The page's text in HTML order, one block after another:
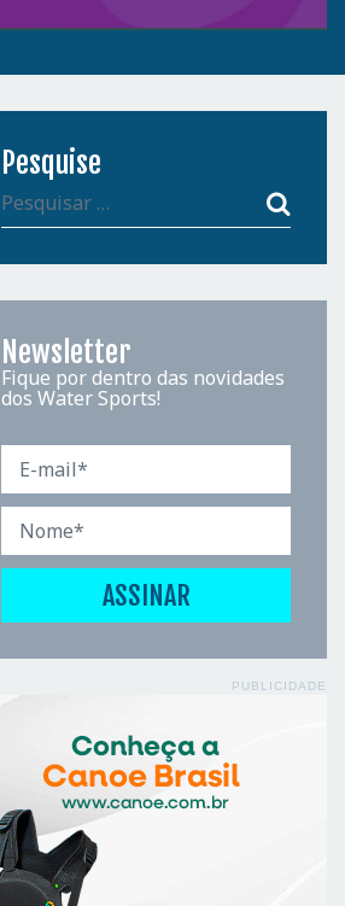
Pesquise
Newsletter
Fique por dentro das novidades
dos Water Sports!
PUBLICIDADE